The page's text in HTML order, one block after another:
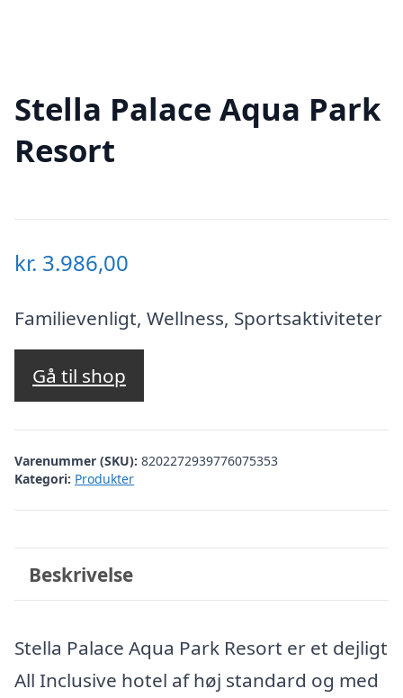
Stella Palace Aqua Park
Resort
kr. 3.986,00
Familievenligt, Wellness, Sportsaktiviteter
Gå til shop
Varenummer (SKU): 8202272939776075353
Kategori: Produkter
Beskrivelse
Stella Palace Aqua Park Resort er et dejligt
All Inclusive hotel af høj standard og med